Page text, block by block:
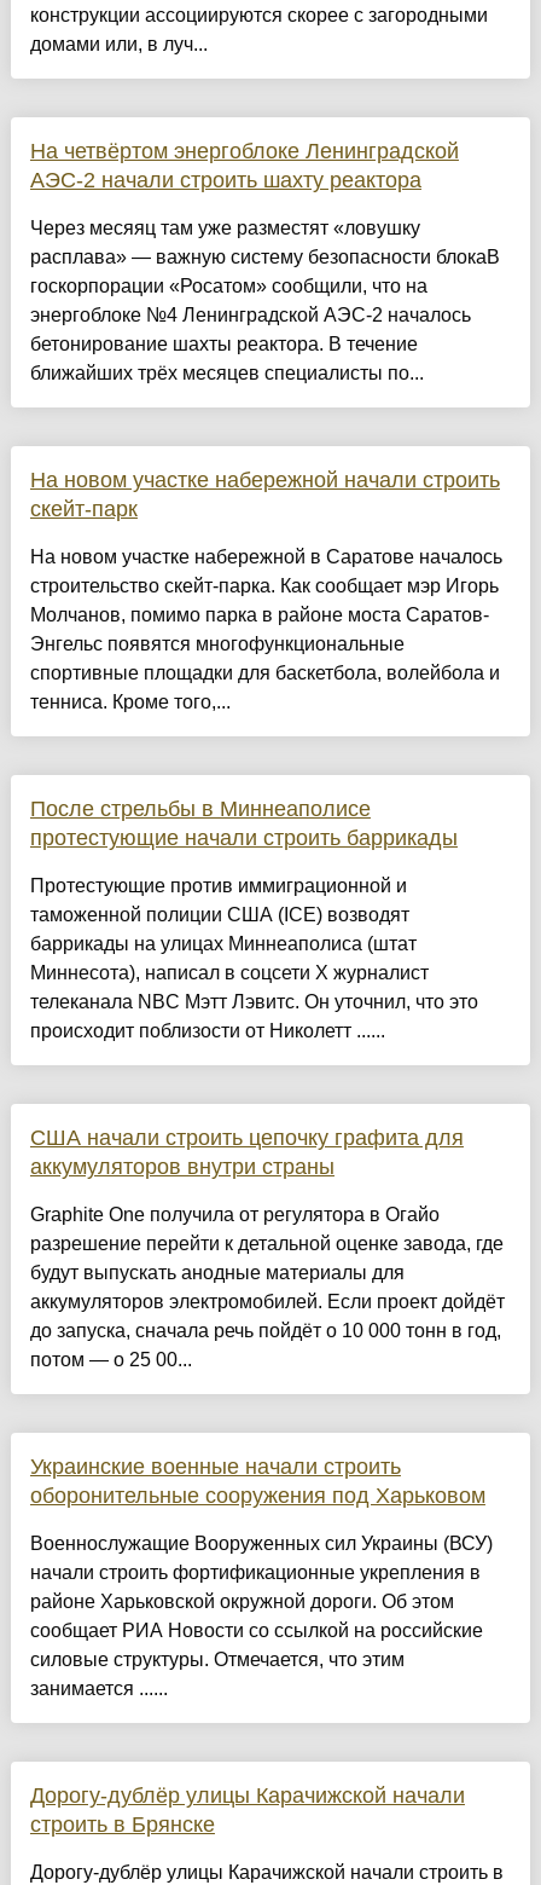
конструкции ассоциируются скорее с загородными
домами или, в луч...
На четвёртом энергоблоке Ленинградской
АЭС-2 начали строить шахту реактора
Через месяяц там уже разместят «ловушку
расплава» — важную систему безопасности блокаВ
госкорпорации «Росатом» сообщили, что на
энергоблоке №4 Ленинградской АЭС-2 началось
бетонирование шахты реактора. В течение
ближайших трёх месяцев специалисты по...
На новом участке набережной начали строить
скейт-парк
На новом участке набережной в Саратове началось
строительство скейт-парка. Как сообщает мэр Игорь
Молчанов, помимо парка в районе моста Саратов-
Энгельс появятся многофункциональные
спортивные площадки для баскетбола, волейбола и
тенниса. Кроме того,...
После стрельбы в Миннеаполисе
протестующие начали строить баррикады
Протестующие против иммиграционной и
таможенной полиции США (ICE) возводят
баррикады на улицах Миннеаполиса (штат
Миннесота), написал в соцсети X журналист
телеканала NBC Мэтт Лэвитс. Он уточнил, что это
происходит поблизости от Николетт ......
США начали строить цепочку графита для
аккумуляторов внутри страны
Graphite One получила от регулятора в Огайо
разрешение перейти к детальной оценке завода, где
будут выпускать анодные материалы для
аккумуляторов электромобилей. Если проект дойдёт
до запуска, сначала речь пойдёт о 10 000 тонн в год,
потом — о 25 00...
Украинские военные начали строить
оборонительные сооружения под Харьковом
Военнослужащие Вооруженных сил Украины (ВСУ)
начали строить фортификационные укрепления в
районе Харьковской окружной дороги. Об этом
сообщает РИА Новости со ссылкой на российские
силовые структуры. Отмечается, что этим
занимается ......
Дорогу-дублёр улицы Карачижской начали
строить в Брянске
Дорогу-дублёр улицы Карачижской начали строить в